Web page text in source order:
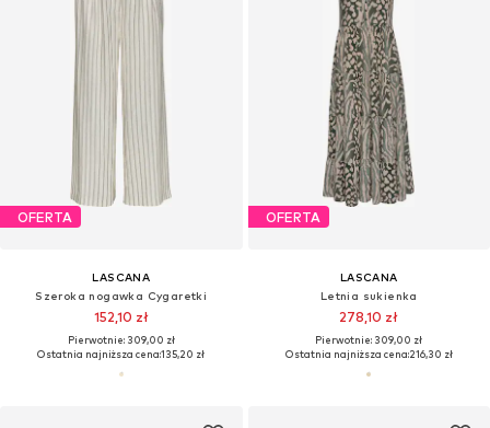
OFERTA
LASCANA
Szeroka nogawka Cygaretki
152,10 zł
Pierwotnie: 309,00 zł
Ostatnia najniższa cena:135,20 zł
OFERTA
LASCANA
Letnia sukienka
278,10 zł
Pierwotnie: 309,00 zł
Ostatnia najniższa cena:216,30 zł